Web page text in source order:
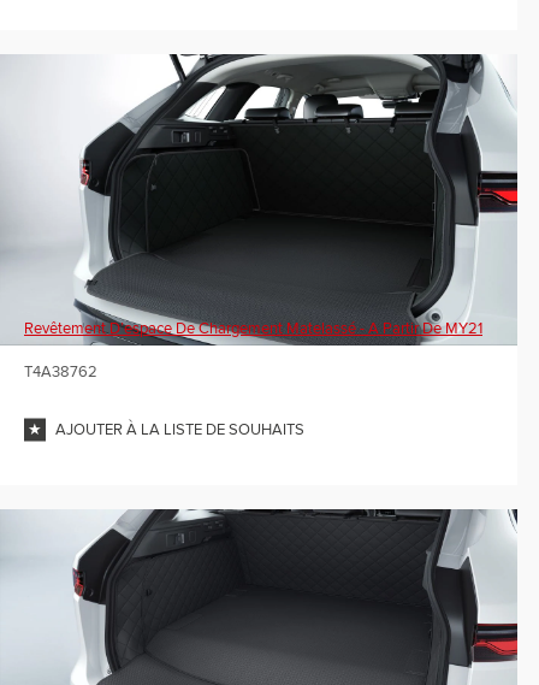
Revêtement D’espace De Chargement Matelassé - A Partir De MY21
T4A38762
AJOUTER À LA LISTE DE SOUHAITS